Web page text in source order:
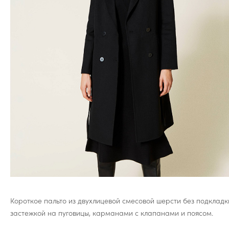
Короткое пальто из двухлицевой смесовой шерсти без
застежкой на пуговицы, карманами с клапанами и поясом.